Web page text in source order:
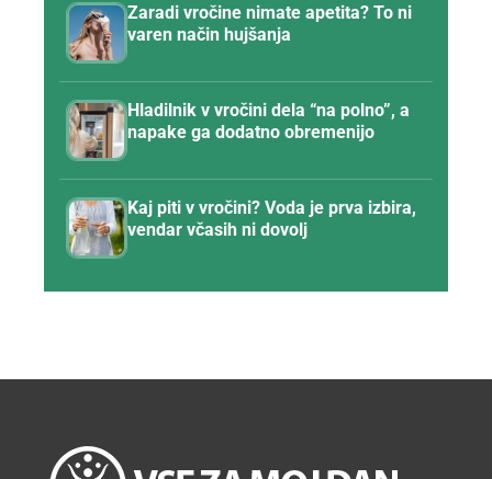
Zaradi vročine nimate apetita? To ni
varen način hujšanja
Hladilnik v vročini dela “na polno”, a
napake ga dodatno obremenijo
Kaj piti v vročini? Voda je prva izbira,
vendar včasih ni dovolj